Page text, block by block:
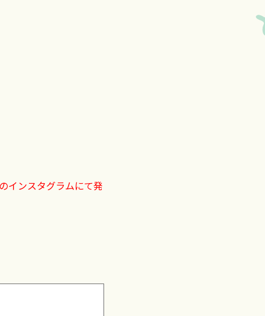
インスタグラムにて発